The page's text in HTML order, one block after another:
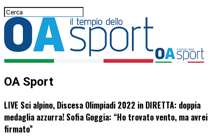
OA Sport
LIVE Sci alpino, Discesa Olimpiadi 2022 in DIRETTA: doppia
medaglia azzurra! Sofia Goggia: “Ho trovato vento, ma avrei
firmato”